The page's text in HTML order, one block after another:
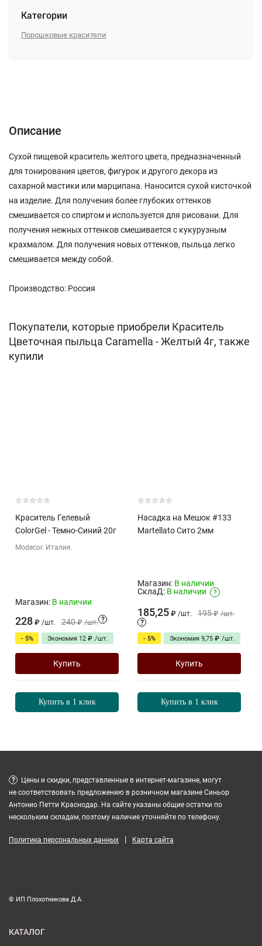
Категории
Порошковые красители
Описание
Cухой пищевой краситель желтого цвета, предназначенный
для тонирования цветов, фигурок и другого декора из
сахарной мастики или марципана. Наносится сухой кисточкой
на изделие. Для получения более глубоких оттенков
смешивается со спиртом и используется для рисовани. Для
получения нежных оттенков смешивается с кукурузным
крахмалом. Для получения новых оттенков, пыльца легко
смешивается между собой.
Производство: Россия
Покупатели, которые приобрели Краситель
Цветочная пыльца Caramella - Желтый 4г, также
купили
Краситель Гелевый
ColorGel - Темно-Синий 20г
Modecor. Италия.
Магазин: В наличии
228 ₽ /шт. 240 ₽ /шт. ?
- 5% Экономия 12 ₽ /шт.
Купить
Купить в 1 клик
Насадка на Мешок #133
Martellato Сито 2мм
Магазин: В наличии
СклаД: В наличии ?
185,25 ₽ /шт. 195 ₽ /шт.
?
- 5% Экономия 9,75 ₽ /шт.
Купить
Купить в 1 клик
?
Цены и скидки, представленные в интернет-магазине, могут
не соответствовать предложению в розничном магазине Синьор
Антонио Петти Краснодар. На сайте указаны общие остатки по
нескольким складам, поэтому наличие уточняйте по телефону.
Политика персональных данных | Карта сайта
© ИП Плохотникова Д.А.
КАТАЛОГ